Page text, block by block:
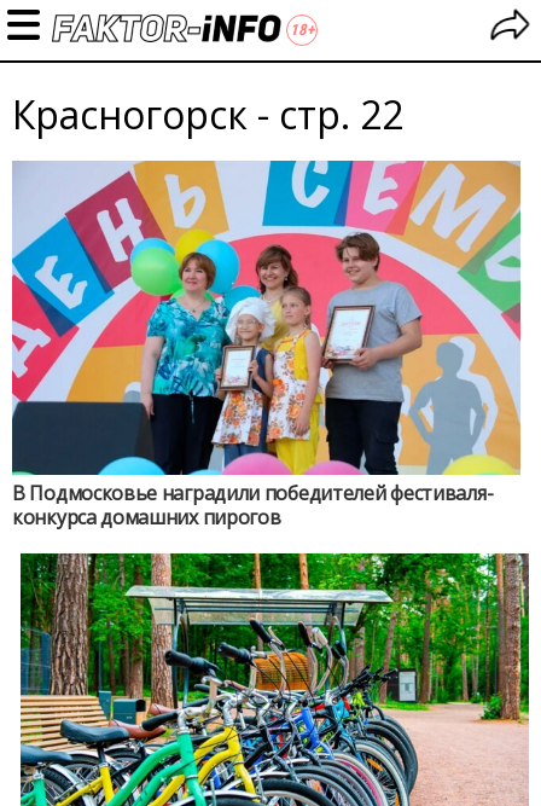
Красногорск - стр. 22
В Подмосковье наградили победителей фестиваля-
конкурса домашних пирогов